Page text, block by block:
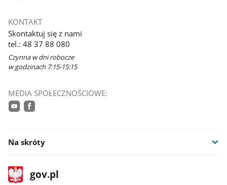
KONTAKT
Skontaktuj się z nami
tel.: 48 37 88 080
Czynna w dni robocze
w godzinach 7:15-15:15
MEDIA SPOŁECZNOŚCIOWE:
Na skróty
stopka
gov.plStrona
gov.pl